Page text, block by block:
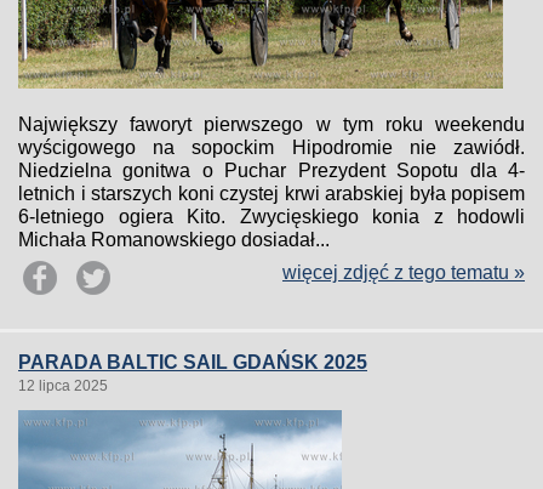
Największy faworyt pierwszego w tym roku weekendu
wyścigowego na sopockim Hipodromie nie zawiódł.
Niedzielna gonitwa o Puchar Prezydent Sopotu dla 4-
letnich i starszych koni czystej krwi arabskiej była popisem
6-letniego ogiera Kito. Zwycięskiego konia z hodowli
Michała Romanowskiego dosiadał...
więcej zdjęć z tego tematu »
PARADA BALTIC SAIL GDAŃSK 2025
12 lipca 2025